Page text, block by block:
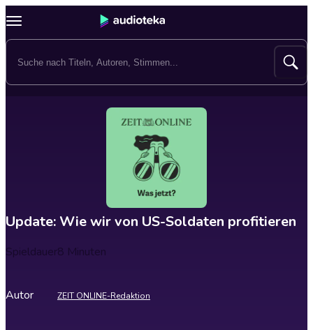
Update: Wie wir von US-Soldaten profitieren
Spieldauer8 Minuten
Autor ZEIT ONLINE-Redaktion